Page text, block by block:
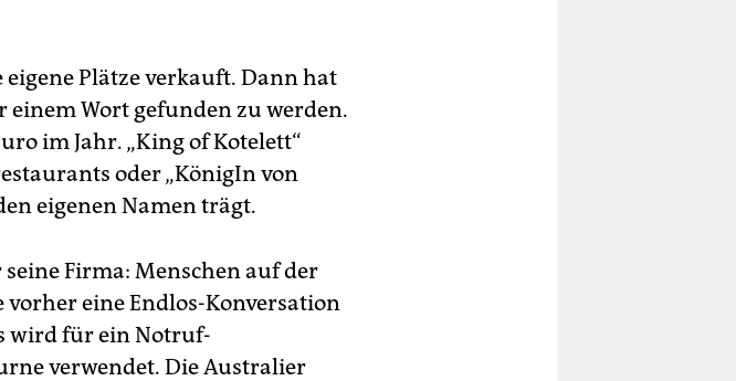
Plätze verkauft. Dann hat
Wort gefunden zu werden.
im Jahr. „King of Kotelett“
oder „KönigIn von
eigenen Namen trägt.
Firma: Menschen auf der
eine Endlos-Konversation
wird für ein Notruf-
verwendet. Die Australier